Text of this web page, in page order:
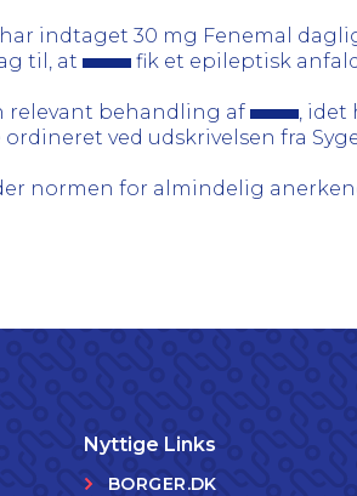
indtaget 30 mg Fenemal
til, at
fik et epileptisk
relevant behandling af
, idet
ved udskrivelsen fra
normen for almindelig
Nyttige Links
BORGER.DK